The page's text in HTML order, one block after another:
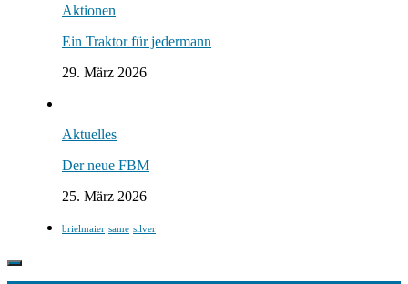
Aktionen
Ein Traktor für jedermann
29. März 2026
Aktuelles
Der neue FBM
25. März 2026
brielmaier same silver